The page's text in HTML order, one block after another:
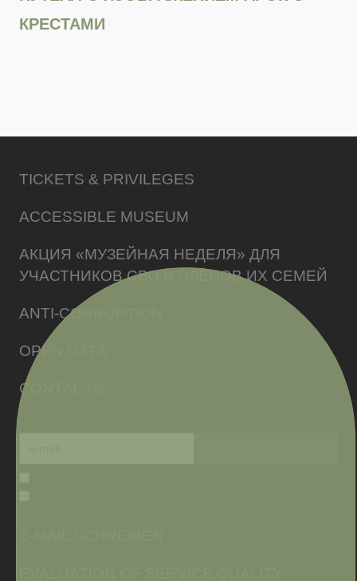
КРЕСТАМИ
TICKETS & PRIVILEGES
ACCESSIBLE MUSEUM
АКЦИЯ «МУЗЕЙНАЯ НЕДЕЛЯ» ДЛЯ
УЧАСТНИКОВ СВО И ЧЛЕНОВ ИХ СЕМЕЙ
ANTI-CORRUPTION
OPEN DATA
CONTACTS